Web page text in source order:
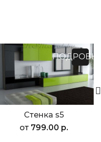
Стенка s5
от 799.00 р.